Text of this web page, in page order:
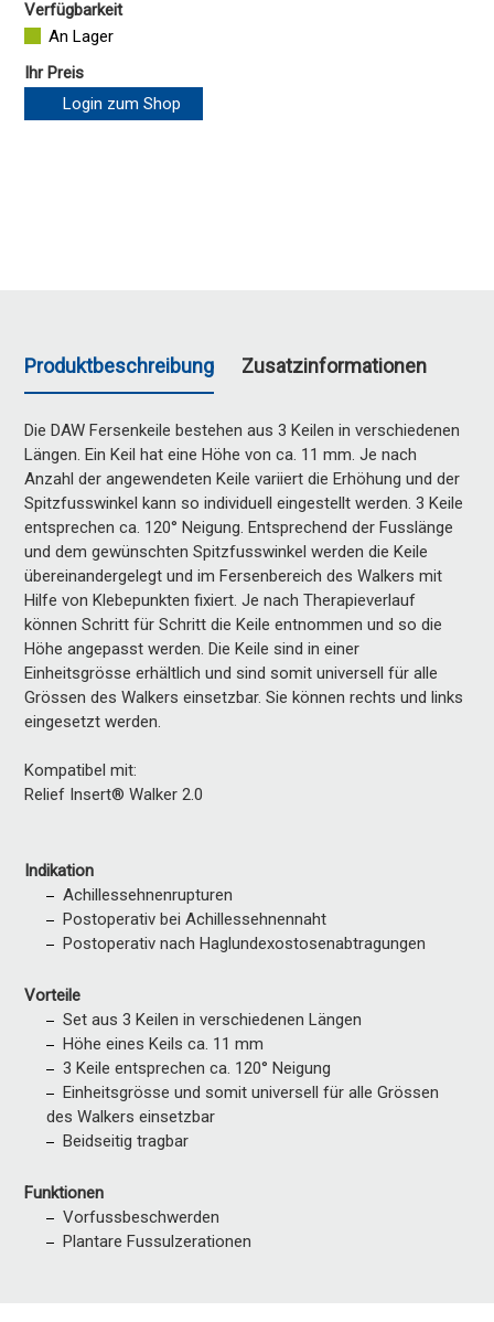
Verfügbarkeit
An Lager
Ihr Preis
Login zum Shop
Produktbeschreibung Zusatzinformationen
Die DAW Fersenkeile bestehen aus 3 Keilen in verschiedenen
Längen. Ein Keil hat eine Höhe von ca. 11 mm. Je nach
Anzahl der angewendeten Keile variiert die Erhöhung und der
Spitzfusswinkel kann so individuell eingestellt werden. 3 Keile
entsprechen ca. 120° Neigung. Entsprechend der Fusslänge
und dem gewünschten Spitzfusswinkel werden die Keile
übereinandergelegt und im Fersenbereich des Walkers mit
Hilfe von Klebepunkten fixiert. Je nach Therapieverlauf
können Schritt für Schritt die Keile entnommen und so die
Höhe angepasst werden. Die Keile sind in einer
Einheitsgrösse erhältlich und sind somit universell für alle
Grössen des Walkers einsetzbar. Sie können rechts und links
eingesetzt werden.
Kompatibel mit:
Relief Insert® Walker 2.0
Indikation
Achillessehnenrupturen
Postoperativ bei Achillessehnennaht
Postoperativ nach Haglundexostosenabtragungen
Vorteile
Set aus 3 Keilen in verschiedenen Längen
Höhe eines Keils ca. 11 mm
3 Keile entsprechen ca. 120° Neigung
Einheitsgrösse und somit universell für alle Grössen
des Walkers einsetzbar
Beidseitig tragbar
Funktionen
Vorfussbeschwerden
Plantare Fussulzerationen